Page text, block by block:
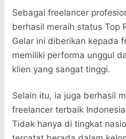
Sebagai freelancer
berhasil meraih status Top
Gelar ini diberikan kepada
memiliki performa unggul
klien yang sangat tinggi.
Selain itu, ia juga berhasil
freelancer terbaik
Tidak hanya di tingkat